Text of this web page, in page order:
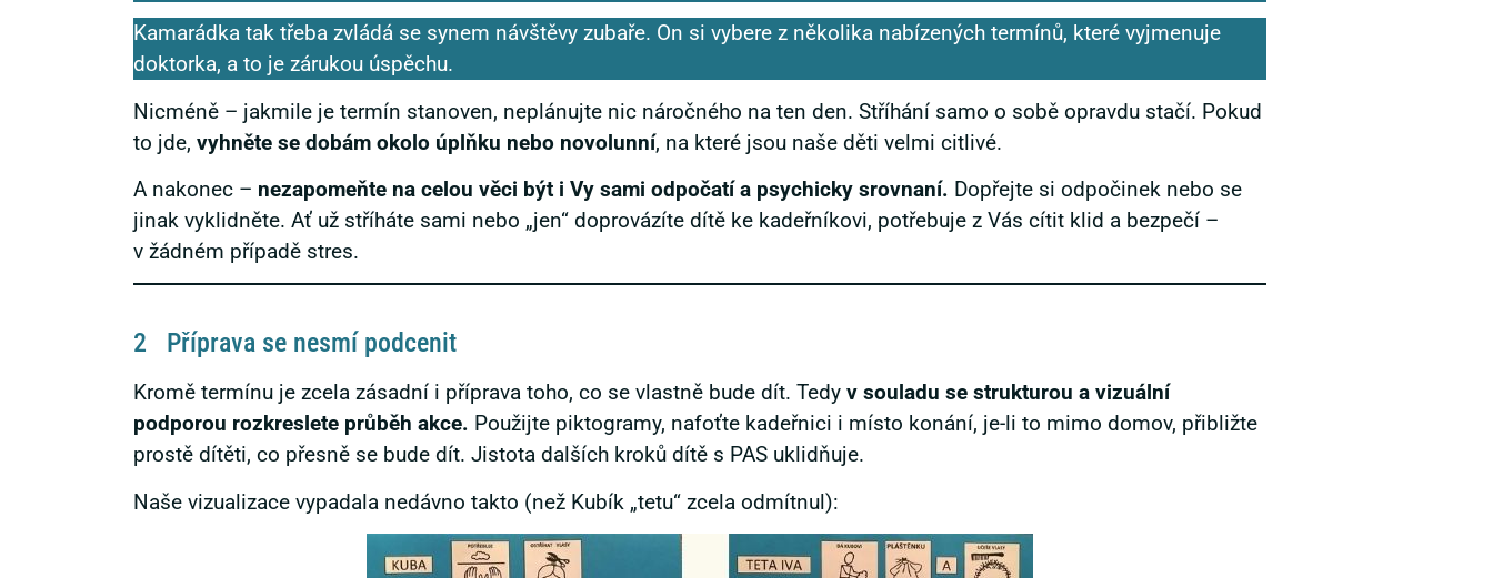
Kamarádka tak třeba zvládá se synem návštěvy zubaře. On si vybere z několika nabízených termínů, které vyjmenuje
doktorka, a to je zárukou úspěchu.
Nicméně – jakmile je termín stanoven, neplánujte nic náročného na ten den. Stříhání samo o sobě opravdu stačí. Pokud
to jde, vyhněte se dobám okolo úplňku nebo novolunní, na které jsou naše děti velmi citlivé.
A nakonec – nezapomeňte na celou věci být i Vy sami odpočatí a psychicky srovnaní. Dopřejte si odpočinek nebo se
jinak vyklidněte. Ať už stříháte sami nebo „jen“ doprovázíte dítě ke kadeřníkovi, potřebuje z Vás cítit klid a bezpečí –
v žádném případě stres.
2 Příprava se nesmí podcenit
Kromě termínu je zcela zásadní i příprava toho, co se vlastně bude dít. Tedy v souladu se strukturou a vizuální
podporou rozkreslete průběh akce. Použijte piktogramy, nafoťte kadeřnici i místo konání, je-li to mimo domov, přibližte
prostě dítěti, co přesně se bude dít. Jistota dalších kroků dítě s PAS uklidňuje.
Naše vizualizace vypadala nedávno takto (než Kubík „tetu“ zcela odmítnul):